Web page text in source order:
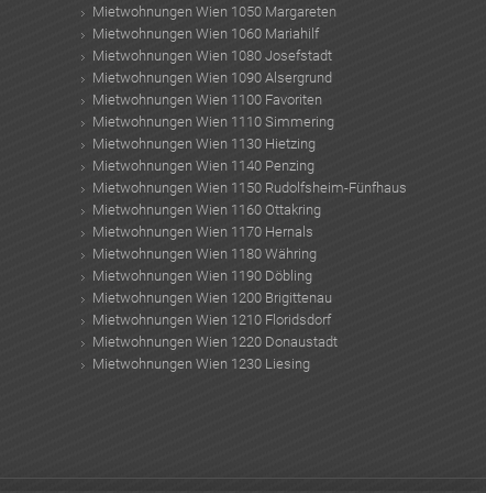
Mietwohnungen Wien 1050 Margareten
Mietwohnungen Wien 1060 Mariahilf
Mietwohnungen Wien 1080 Josefstadt
Mietwohnungen Wien 1090 Alsergrund
Mietwohnungen Wien 1100 Favoriten
Mietwohnungen Wien 1110 Simmering
Mietwohnungen Wien 1130 Hietzing
Mietwohnungen Wien 1140 Penzing
Mietwohnungen Wien 1150 Rudolfsheim-Fünfhaus
Mietwohnungen Wien 1160 Ottakring
Mietwohnungen Wien 1170 Hernals
Mietwohnungen Wien 1180 Währing
Mietwohnungen Wien 1190 Döbling
Mietwohnungen Wien 1200 Brigittenau
Mietwohnungen Wien 1210 Floridsdorf
Mietwohnungen Wien 1220 Donaustadt
Mietwohnungen Wien 1230 Liesing